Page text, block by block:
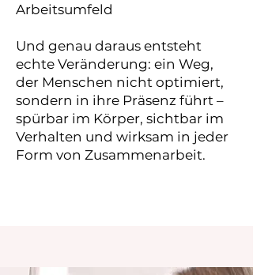
Arbeitsumfeld
Und genau daraus entsteht
echte Veränderung: ein Weg,
der Menschen nicht optimiert,
sondern in ihre Präsenz führt –
spürbar im Körper, sichtbar im
Verhalten und wirksam in jeder
Form von Zusammenarbeit.